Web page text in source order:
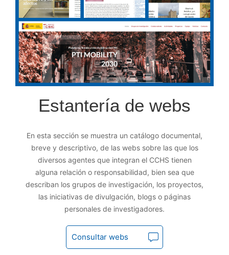
Estantería de webs
En esta sección se muestra un catálogo documental,
breve y descriptivo, de las webs sobre las que los
diversos agentes que integran el CCHS tienen
alguna relación o responsabilidad, bien sea que
describan los grupos de investigación, los proyectos,
las iniciativas de divulgación, blogs o páginas
personales de investigadores.
Consultar webs